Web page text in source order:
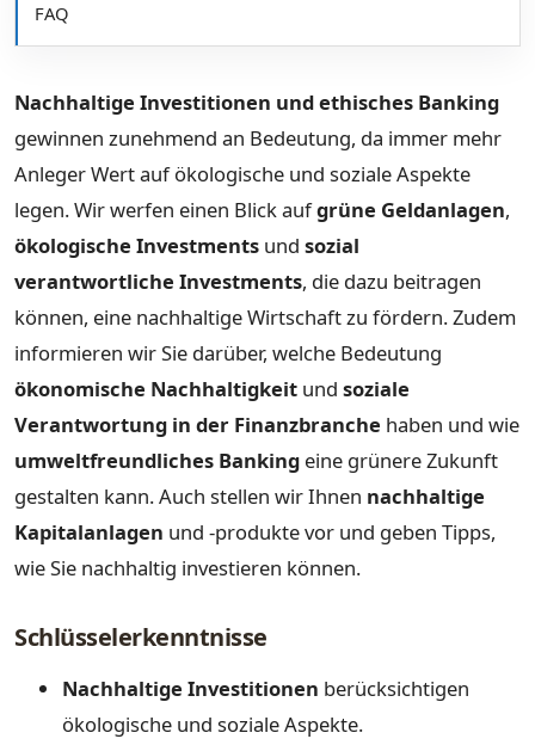
FAQ
Nachhaltige Investitionen und ethisches Banking
gewinnen zunehmend an Bedeutung, da immer mehr
Anleger Wert auf ökologische und soziale Aspekte
legen. Wir werfen einen Blick aufgrüne Geldanlagen,
ökologische Investments und sozial
verantwortliche Investments, die dazu beitragen
können, eine nachhaltige Wirtschaft zu fördern. Zudem
informieren wir Sie darüber, welche Bedeutung
ökonomische Nachhaltigkeit und soziale
Verantwortung in der Finanzbranche haben und wie
umweltfreundliches Banking eine grünere Zukunft
gestalten kann. Auch stellen wir Ihnen nachhaltige
Kapitalanlagen und -produkte vor und geben Tipps,
wie Sie nachhaltig investieren können.
Schlüsselerkenntnisse
Nachhaltige Investitionen berücksichtigen
ökologische und soziale Aspekte.